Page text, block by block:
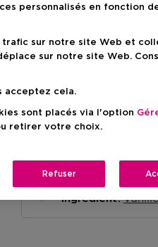
Livraison à domicile
Retrait dans un
Selectionner un
Texture
Note olfactive
Ingrédient Vanille
personnalisés en fonction
trafic sur notre site Web et
sur notre site Web.
acceptez cela.
sont placés via l'option
retirer votre choix.
Refuser